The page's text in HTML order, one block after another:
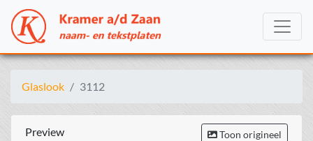
Glaslook 3112
Preview Toon origineel